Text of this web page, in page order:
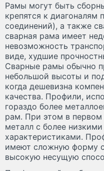
Рамы могут быть
крепятся к
соединений), а также
сварная рама имеет
невозможность
виде, худшие
Сварные рамы обычно
небольшой высоты и
когда дешевизна
качества. Профили,
гораздо более
рам. При этом в первом
металл с более
характеристиками.
имеют сложную форму
высокую несущую